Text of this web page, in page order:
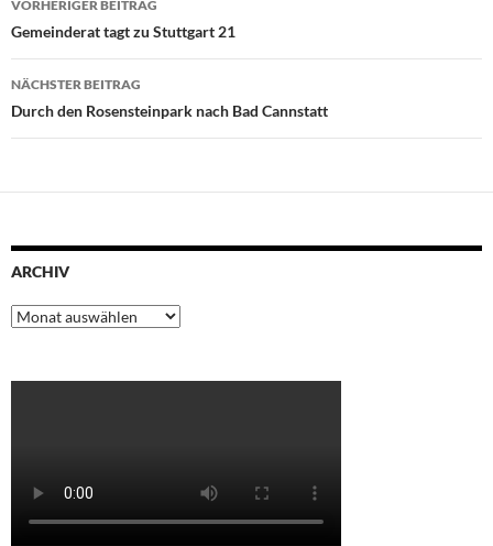
VORHERIGER BEITRAG
Gemeinderat tagt zu Stuttgart 21
NÄCHSTER BEITRAG
Durch den Rosensteinpark nach Bad Cannstatt
ARCHIV
Archiv